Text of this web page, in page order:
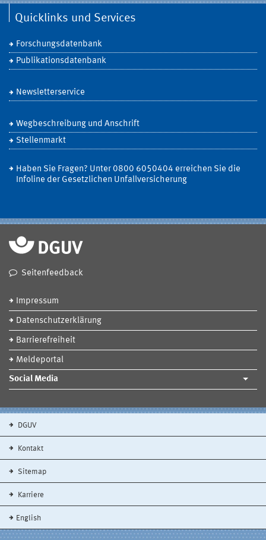
Quicklinks und Services
Forschungsdatenbank
Publikationsdatenbank
Newsletterservice
Wegbeschreibung und Anschrift
Stellenmarkt
Haben Sie Fragen? Unter 0800 6050404 erreichen Sie die
Infoline der Gesetzlichen Unfallversicherung
Seitenfeedback
Impressum
Datenschutzerklärung
Barrierefreiheit
Meldeportal
Social Media
DGUV
Kontakt
Sitemap
Karriere
English